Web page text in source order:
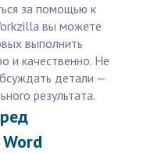
за помощью к
вы можете
выполнить
и качественно. Не
детали —
результата.